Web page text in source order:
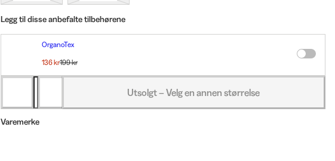
Legg til disse anbefalte tilbehørene
OrganoTex
OrganoTex BioCare Wool&Down Wash 500 ml
136 kr199 kr
Utsolgt – Velg en annen størrelse
Varemerke